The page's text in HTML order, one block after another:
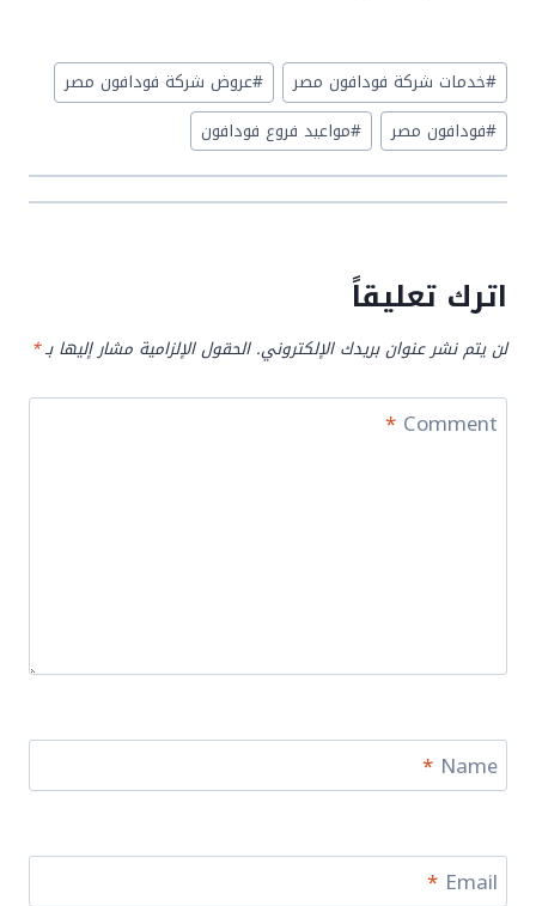
Post
Tags:
#خدمات شركة فودافون مصر #عروض شركة فودافون مصر
#فودافون مصر #مواعيد فروع فودافون
اترك تعليقاً
لن يتم نشر عنوان بريدك الإلكتروني. الحقول الإلزامية مشار إليها بـ*
Comment
*
Name
*
Email
*